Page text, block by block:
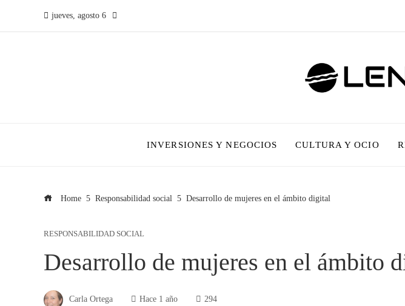
jueves, agosto 6
INVERSIONES Y NEGOCIOS CULTURA Y OCIO
Home Responsabilidad social Desarrollo de mujeres en el ámbito digital
RESPONSABILIDAD SOCIAL
Desarrollo de mujeres en el ámbito
Carla Ortega Hace 1 año 294